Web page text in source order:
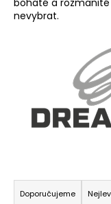
bohaté a rozmanité
nevybrat.
Ř
a
Doporučujeme
p
o
e